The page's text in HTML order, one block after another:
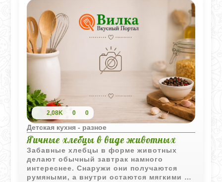
2,08K 0 0
Детская кухня - разное
Яичные хлебцы в виде животных
Забавные хлебцы в форме животных
делают обычный завтрак намного
интереснее. Снаружи они получаются
румяными, а внутри остаются мягкими и